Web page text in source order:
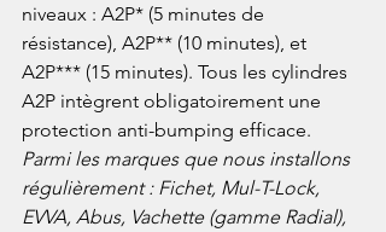
niveaux : A2P* (5 minutes de
résistance), A2P** (10 minutes), et
A2P*** (15 minutes). Tous les cylindres
A2P intègrent obligatoirement une
protection anti-bumping efficace.
Parmi les marques que nous installons
régulièrement : Fichet, Mul-T-Lock,
EVVA, Abus, Vachette (gamme Radial),